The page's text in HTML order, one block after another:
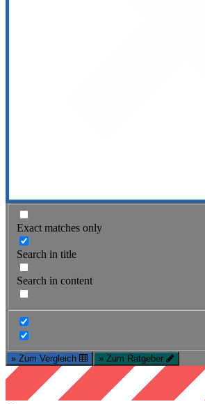
Exact matches only
Search in title
Search in content
» Zum Vergleich » Zum Ratgeber